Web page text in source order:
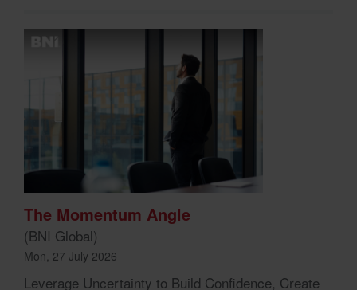
The Momentum Angle
(BNI Global)
Mon, 27 July 2026
Leverage Uncertainty to Build Confidence, Create